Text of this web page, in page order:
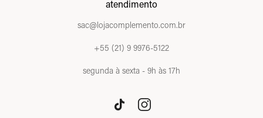
atendimento
sac@lojacomplemento.com.br
+55 (21) 9 9976-5122
segunda à sexta - 9h às 17h